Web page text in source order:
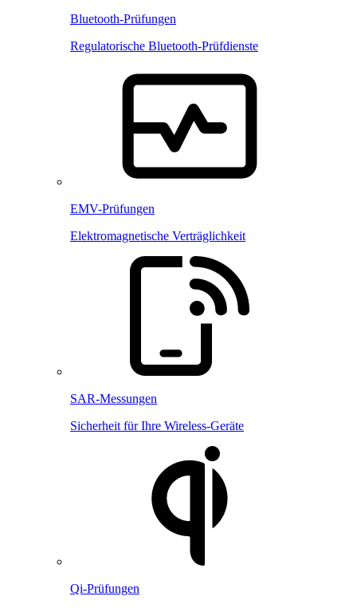
Bluetooth-Prüfungen
Regulatorische Bluetooth-Prüfdienste
EMV-Prüfungen
Elektromagnetische Verträglichkeit
SAR-Messungen
Sicherheit für Ihre Wireless-Geräte
Qi-Prüfungen